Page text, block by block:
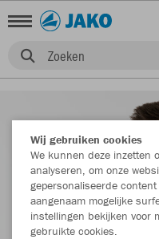
Zoeken
Wij gebruiken cookies
We kunnen deze inzetten
analyseren, om onze
gepersonaliseerde
aangenaam mogelijke
instellingen bekijken voor
gebruikte cookies.